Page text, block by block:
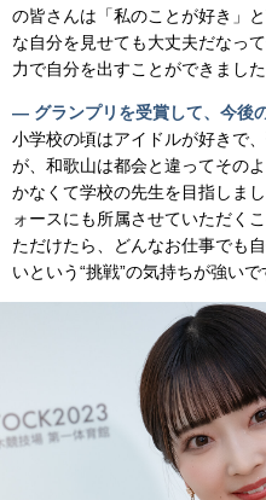
の皆さんは「私のことが好き」
な自分を見せても大丈夫だなっ
力で自分を出すことができました
— グランプリを受賞して、今後
小学校の頃はアイドルが好きで
が、和歌山は都会と違ってその
かなくて学校の先生を目指しま
ォースにも所属させていただく
ただけたら、どんなお仕事でも
いという“挑戦”の気持ちが強いで